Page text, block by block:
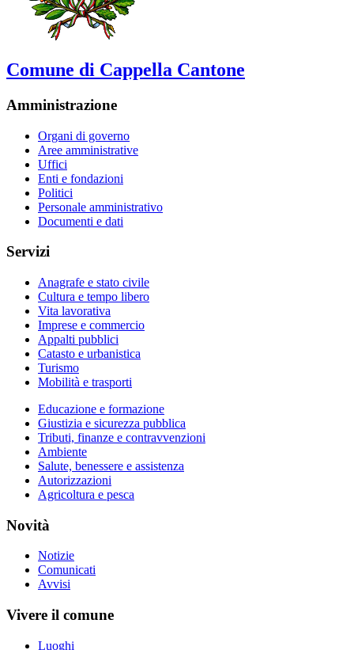
Comune di Cappella Cantone
Amministrazione
Organi di governo
Aree amministrative
Uffici
Enti e fondazioni
Politici
Personale amministrativo
Documenti e dati
Servizi
Anagrafe e stato civile
Cultura e tempo libero
Vita lavorativa
Imprese e commercio
Appalti pubblici
Catasto e urbanistica
Turismo
Mobilità e trasporti
Educazione e formazione
Giustizia e sicurezza pubblica
Tributi, finanze e contravvenzioni
Ambiente
Salute, benessere e assistenza
Autorizzazioni
Agricoltura e pesca
Novità
Notizie
Comunicati
Avvisi
Vivere il comune
Luoghi